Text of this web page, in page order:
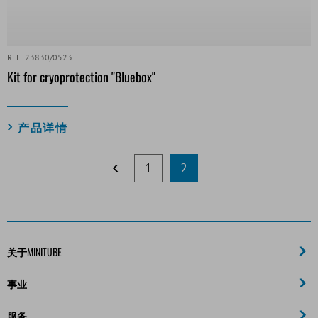
REF. 23830/0523
Kit for cryoprotection "Bluebox"
产品详情
1 2
关于MINITUBE
事业